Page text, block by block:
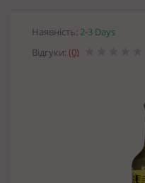
Наявність: 2-3 Days
Відгуки: (0)